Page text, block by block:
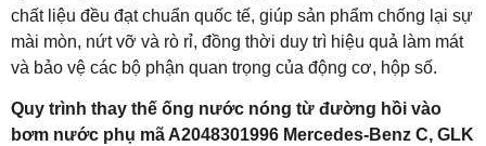
chất liệu đều đạt chuẩn quốc tế, giúp sản phẩm chống lại sự
mài mòn, nứt vỡ và rò rỉ, đồng thời duy trì hiệu quả làm mát
và bảo vệ các bộ phận quan trọng của động cơ, hộp số.
Quy trình thay thế ống nước nóng từ đường hồi vào
bơm nước phụ mã A2048301996 Mercedes-Benz C, GLK